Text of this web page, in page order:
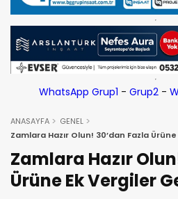
WhatsApp Grup1 - Grup2-
ANASAYFA
GENEL
Zamlara Hazır Olun! 30’dan Fazla
Zamlara Hazır
Ürüne Ek Vergiler